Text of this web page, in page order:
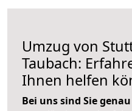
Umzug von
Taubach:
Ihnen helfen
Bei uns sind Sie